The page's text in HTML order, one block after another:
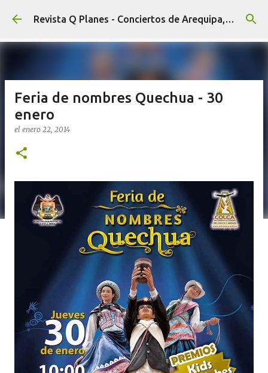
Ir al contenido principal Revista Q Planes - Conciertos de Arequipa, fiestas, eventos y Cultura
Feria de nombres Quechua - 30
enero
el enero 22, 2014